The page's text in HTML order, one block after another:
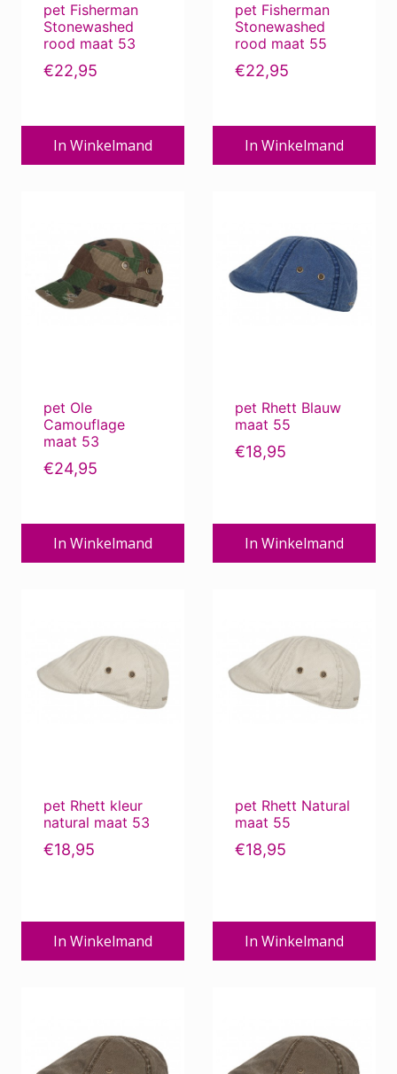
pet Fisherman
Stonewashed
rood maat 53
€22,95
In Winkelmand
pet Fisherman
Stonewashed
rood maat 55
€22,95
In Winkelmand
pet Ole
Camouflage
maat 53
€24,95
In Winkelmand
pet Rhett Blauw
maat 55
€18,95
In Winkelmand
pet Rhett kleur
natural maat 53
€18,95
In Winkelmand
pet Rhett Natural
maat 55
€18,95
In Winkelmand